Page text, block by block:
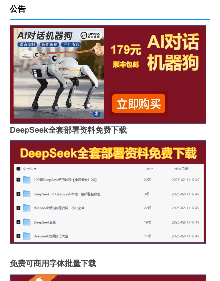
公告
DeepSeek全套部署资料免费下载
免费可商用字体批量下载